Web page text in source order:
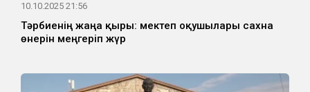
10.10.2025 21:56
Тәрбиенің жаңа қыры: мектеп оқушылары сахна
өнерін меңгеріп жүр